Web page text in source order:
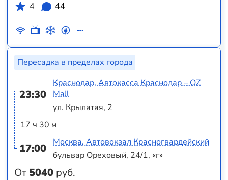
4
44
Пересадка в пределах города
23:30
17 ч 30 м
17:00
От 5040 руб.
Краснодар, Автокасса Краснодар – OZ
Mall
ул. Крылатая, 2
Москва, Автовокзал Красногвардейский
бульвар Ореховый, 24/1, «г»